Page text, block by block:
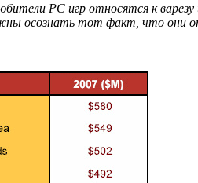
PC игр относятся к
осознать тот факт, что они